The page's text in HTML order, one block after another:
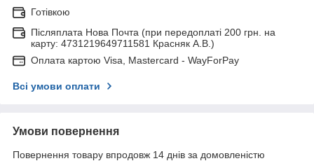
Готівкою
Післяплата Нова Почта (при передоплаті 200 грн. на
карту: 4731219649711581 Красняк А.В.)
Оплата картою Visa, Mastercard - WayForPay
Всі умови оплати
Умови повернення
Повернення товару впродовж 14 днів за домовленістю